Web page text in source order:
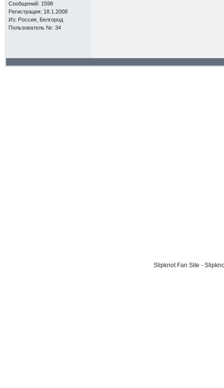
Сообщений: 1598
Регистрация: 18.1.2008
Из: Россия, Белгород
Пользователь №: 34
Slipknot Fan Site -